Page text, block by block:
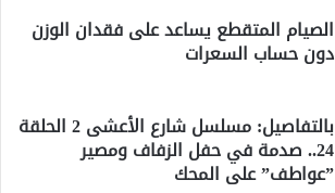
الصيام المتقطع يساعد على فقدان الوزن
دون حساب السعرات
بالتفاصيل: مسلسل شارع الأعشى 2 الحلقة
24.. صدمة في حفل الزفاف ومصير
”عواطف” على المحك